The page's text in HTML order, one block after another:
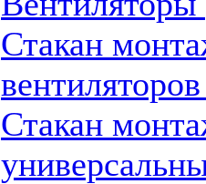
Стакан
Стакан